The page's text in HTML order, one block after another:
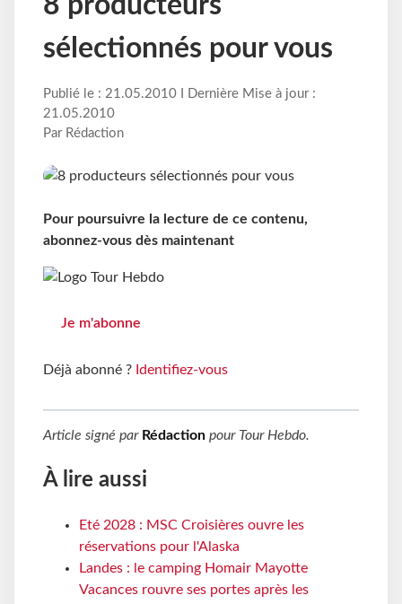
sélectionnés pour vous
Publié le : 21.05.2010 I Dernière Mise à jour :
21.05.2010
Par Rédaction
Pour poursuivre la lecture de ce contenu,
abonnez-vous dès maintenant
Je m'abonne
Déjà abonné ? Identifiez-vous
Article signé par Rédaction pour Tour Hebdo.
À lire aussi
Eté 2028 : MSC Croisières ouvre les
réservations pour l'Alaska
Landes : le camping Homair Mayotte
Vacances rouvre ses portes après les